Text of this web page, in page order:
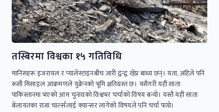
तस्बिरमा विश्वका १५ गतिविधि
मानिसहरू इजरायल र प्यालेस्टाइनबीच जारी द्वन्द्व खेप्न बाध्य छन्। यता, अहिले पनि
रूसी मिसाइल आक्रमणले युक्रेनको भूमि क्षतिग्रस्त छ। यसैगरी यही साता
पाकिस्तानमा भएकाे आम चुनावकाे विश्वभर चर्चाकाे विषय बन्याे। यस्तै यही साता
बेलायतका राजा चार्ल्सलाई क्यान्सर लागेको विषयले पनि चर्चा पायाे।